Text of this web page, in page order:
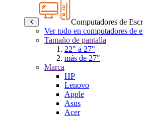
Computadores de
Ver todo en computadores de
Tamaño de pantalla
22" a 27"
más de 27"
Marca
HP
Lenovo
Apple
Asus
Acer